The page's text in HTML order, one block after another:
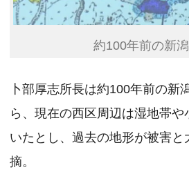
約100年前の新
卜部厚志所長は約100年前の新
ら、現在の西区周辺は湿地帯
いたとし、過去の地形が被害
摘。